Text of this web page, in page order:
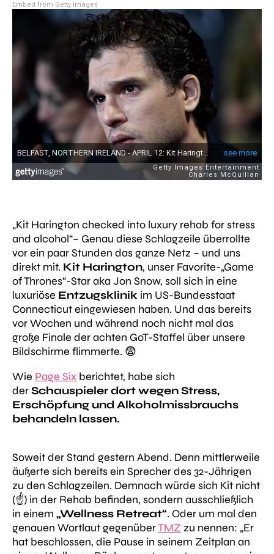
Embed from Getty Images
„Kit Harington checked into luxury rehab for stress
and alcohol“– Genau diese Schlagzeile überrollte
vor ein paar Stunden das ganze Netz – und uns
direkt mit. Kit Harington, unser Favorite-„Game
of Thrones“-Star aka Jon Snow, soll sich in eine
luxuriöse Entzugsklinik im US-Bundesstaat
Connecticut eingewiesen haben. Und das bereits
vor Wochen und während noch nicht mal das
große Finale der achten GoT-Staffel über unsere
Bildschirme flimmerte. 😨
Wie Page Six berichtet, habe sich
derSchauspieler dort wegen Stress,
Erschöpfung und Alkoholmissbrauchs
behandeln lassen.
Soweit der Stand gestern Abend. Denn mittlerweile
äußerte sich bereits ein Sprecher des 32-Jährigen
zu den Schlagzeilen. Demnach würde sich Kit nicht
(☝️) in der Rehab befinden, sondern ausschließlich
in einem „Wellness Retreat“. Oder um mal den
genauen Wortlaut gegenüberTMZ zu nennen: „Er
hat beschlossen, die Pause in seinem Zeitplan an